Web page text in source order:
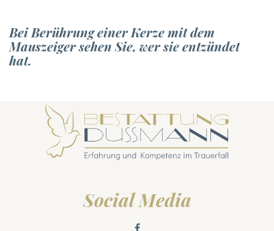
Bei Berührung einer Kerze mit dem
Mauszeiger sehen Sie, wer sie entzündet
hat.
Social Media